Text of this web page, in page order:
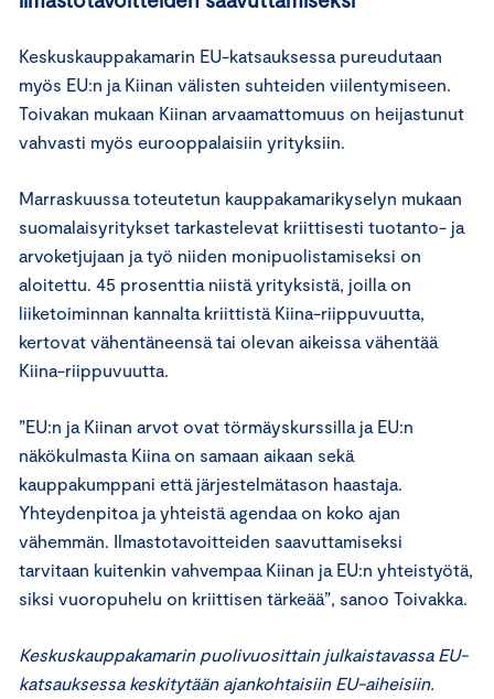
Keskuskauppakamarin EU-katsauksessa pureudutaan
myös EU:n ja Kiinan välisten suhteiden viilentymiseen.
Toivakan mukaan Kiinan arvaamattomuus on heijastunut
vahvasti myös eurooppalaisiin yrityksiin.
Marraskuussa toteutetun kauppakamarikyselyn mukaan
suomalaisyritykset tarkastelevat kriittisesti tuotanto- ja
arvoketjujaan ja työ niiden monipuolistamiseksi on
aloitettu. 45 prosenttia niistä yrityksistä, joilla on
liiketoiminnan kannalta kriittistä Kiina-riippuvuutta,
kertovat vähentäneensä tai olevan aikeissa vähentää
Kiina-riippuvuutta.
”EU:n ja Kiinan arvot ovat törmäyskurssilla ja EU:n
näkökulmasta Kiina on samaan aikaan sekä
kauppakumppani että järjestelmätason haastaja.
Yhteydenpitoa ja yhteistä agendaa on koko ajan
vähemmän. Ilmastotavoitteiden saavuttamiseksi
tarvitaan kuitenkin vahvempaa Kiinan ja EU:n yhteistyötä,
siksi vuoropuhelu on kriittisen tärkeää”, sanoo Toivakka.
Keskuskauppakamarin puolivuosittain julkaistavassa EU-
katsauksessa keskitytään ajankohtaisiin EU-aiheisiin.